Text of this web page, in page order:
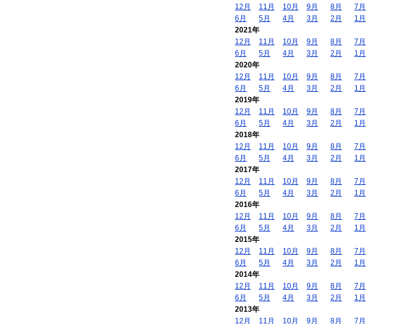
12月
11月 10月 9月 8月
7月
6月
5月 4月 3月 2月
1月
2021年
12月
11月 10月 9月 8月
7月
6月
5月 4月 3月 2月
1月
2020年
12月
11月 10月 9月 8月
7月
6月
5月 4月 3月 2月
1月
2019年
12月
11月 10月 9月 8月
7月
6月
5月 4月 3月 2月
1月
2018年
12月
11月 10月 9月 8月
7月
6月
5月 4月 3月 2月
1月
2017年
12月
11月 10月 9月 8月
7月
6月
5月 4月 3月 2月
1月
2016年
12月
11月 10月 9月 8月
7月
6月
5月 4月 3月 2月
1月
2015年
12月
11月 10月 9月 8月
7月
6月
5月 4月 3月 2月
1月
2014年
12月
11月 10月 9月 8月
7月
6月
5月 4月 3月 2月
1月
2013年
12月
11月 10月 9月 8月 7月